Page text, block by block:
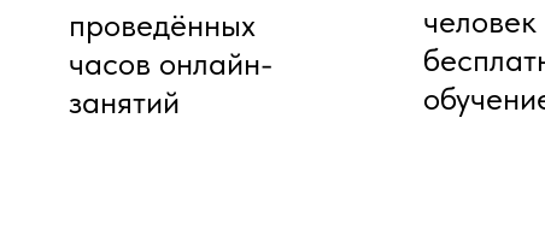
проведённых
часов онлайн-
занятий